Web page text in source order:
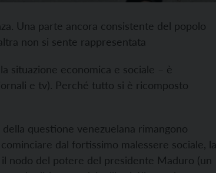
Una parte ancora consistente del popolo
non si sente rappresentata
situazione economica e sociale – è
e tv). Perché tutto si è ricomposto
questione venezuelana rimangono
dal fortissimo malessere sociale, la
il nodo del potere del presidente Maduro (un